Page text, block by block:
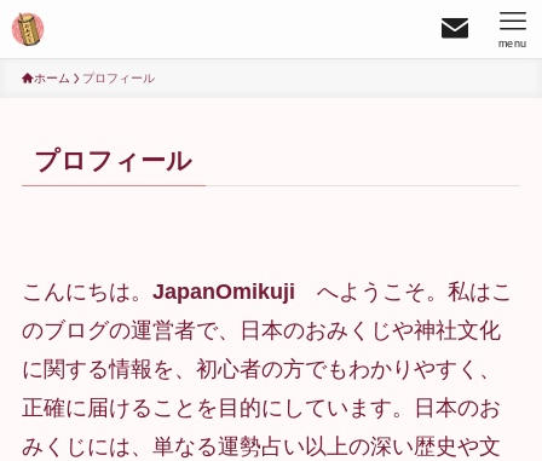
menu
ホーム プロフィール
プロフィール
こんにちは。 JapanOmikuji へようこそ。私はこ
のブログの運営者で、日本のおみくじや神社文化
に関する情報を、初心者の方でもわかりやすく、
正確に届けることを目的にしています。日本のお
みくじには、単なる運勢占い以上の深い歴史や文